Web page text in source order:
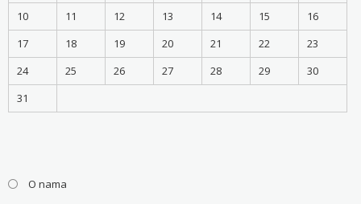
10
11 12 13 14 15
16
17
18 19 20 21 22
23
24
25 26 27 28 29
30
31
O nama